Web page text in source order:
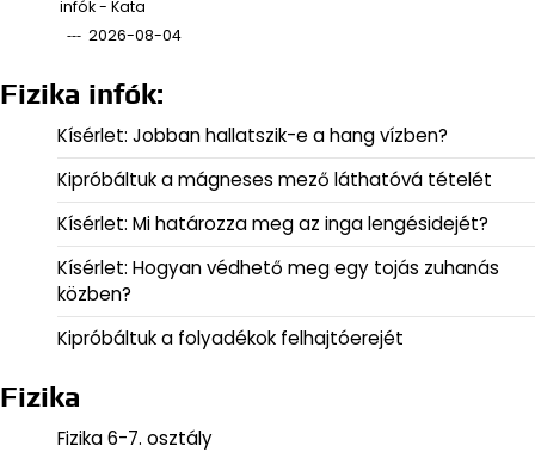
infók - Kata
2026-08-04
Fizika infók:
Kísérlet: Jobban hallatszik-e a hang vízben?
Kipróbáltuk a mágneses mező láthatóvá tételét
Kísérlet: Mi határozza meg az inga lengésidejét?
Kísérlet: Hogyan védhető meg egy tojás zuhanás
közben?
Kipróbáltuk a folyadékok felhajtóerejét
Fizika
Fizika 6-7. osztály